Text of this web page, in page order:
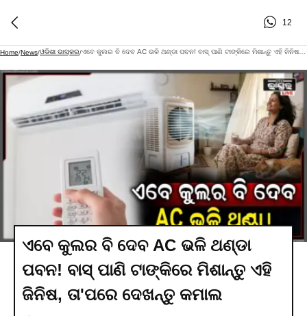
12
Home/News/ଓଡିଶା ଭାସ୍କର/
ଏବେ କୁଲର ବି ଦେବ AC ଭଳି ଥଣ୍ଡା
ପବନ! ବାସ୍ ପାଣି ଟାଙ୍କିରେ ମିଶାନ୍ତୁ ଏହି
ଜିନିଷ, ତା'ପରେ ଦେଖନ୍ତୁ କମାଲ